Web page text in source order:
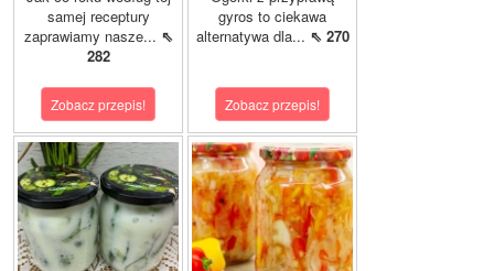
samej receptury
zaprawiamy nasze... ⇖
282
Zobacz przepis!
gyros to ciekawa
alternatywa dla... ⇖ 270
Zobacz przepis!